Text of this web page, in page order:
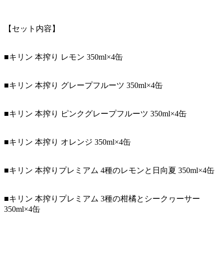
【セット内容】
■キリン 本搾り レモン 350ml×4缶
■キリン 本搾り グレープフルーツ 350ml×4缶
■キリン 本搾り ピンクグレープフルーツ 350ml×4缶
■キリン 本搾り オレンジ 350ml×4缶
■キリン 本搾りプレミアム 4種のレモンと日向夏 350ml×4缶
■キリン 本搾りプレミアム 3種の柑橘とシークヮーサー
350ml×4缶